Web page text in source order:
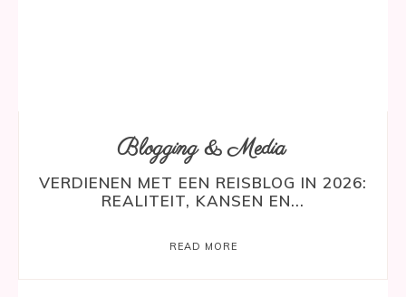
Blogging & Media
VERDIENEN MET EEN REISBLOG IN 2026:
REALITEIT, KANSEN EN...
READ MORE